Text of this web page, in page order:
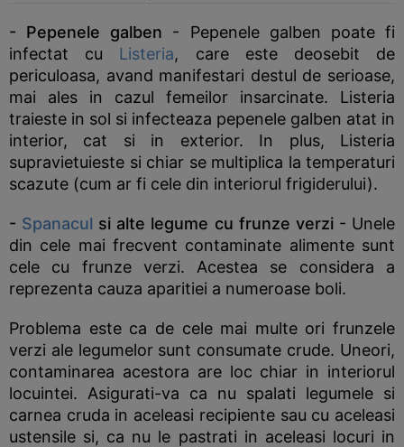
- Pepenele galben - Pepenele galben poate fi
infectat cu Listeria, care este deosebit de
periculoasa, avand manifestari destul de serioase,
mai ales in cazul femeilor insarcinate. Listeria
traieste in sol si infecteaza pepenele galben atat in
interior, cat si in exterior. In plus, Listeria
supravietuieste si chiar se multiplica la temperaturi
scazute (cum ar fi cele din interiorul frigiderului).
- Spanacul si alte legume cu frunze verzi- Unele
din cele mai frecvent contaminate alimente sunt
cele cu frunze verzi. Acestea se considera a
reprezenta cauza aparitiei a numeroase boli.
Problema este ca de cele mai multe ori frunzele
verzi ale legumelor sunt consumate crude. Uneori,
contaminarea acestora are loc chiar in interiorul
locuintei. Asigurati-va ca nu spalati legumele si
carnea cruda in aceleasi recipiente sau cu aceleasi
ustensile si, ca nu le pastrati in aceleasi locuri in